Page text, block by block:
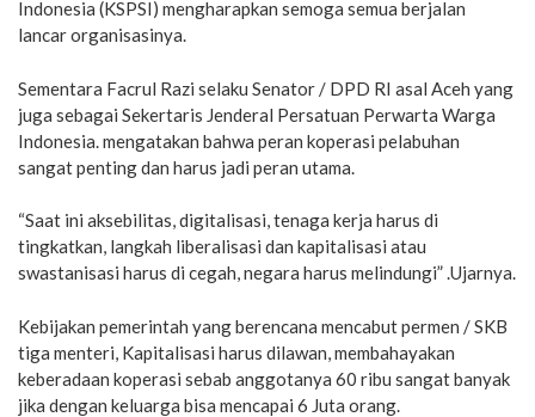
Indonesia (KSPSI) mengharapkan semoga semua berjalan
lancar organisasinya.
Sementara Facrul Razi selaku Senator / DPD RI asal Aceh yang
juga sebagai Sekertaris Jenderal Persatuan Perwarta Warga
Indonesia. mengatakan bahwa peran koperasi pelabuhan
sangat penting dan harus jadi peran utama.
“Saat ini aksebilitas, digitalisasi, tenaga kerja harus di
tingkatkan, langkah liberalisasi dan kapitalisasi atau
swastanisasi harus di cegah, negara harus melindungi” .Ujarnya.
Kebijakan pemerintah yang berencana mencabut permen / SKB
tiga menteri, Kapitalisasi harus dilawan, membahayakan
keberadaan koperasi sebab anggotanya 60 ribu sangat banyak
jika dengan keluarga bisa mencapai 6 Juta orang.